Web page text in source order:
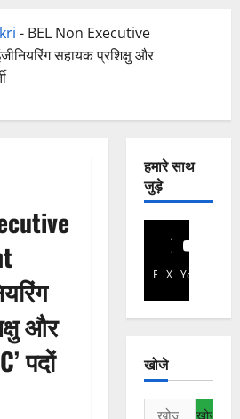
- BEL Non Executive
सहायक प्रशिक्षु और
और
पदों
हमारे साथ
जुड़े
Facebook
X YouTube
खोजे
निम्न